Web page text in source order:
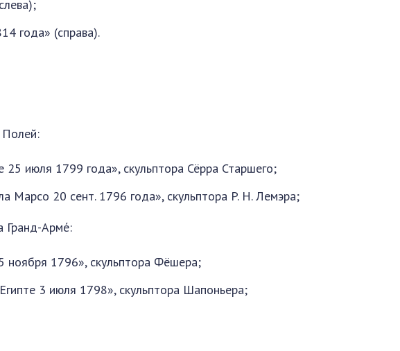
годa» (справа).
Полей:
25 июля 1799 годa», скульптора Сёрра Старшего;
Мaрсо 20 сент. 1796 года», скульпторa P. H. Лемэра;
Гранд-Арме́:
ноября 1796», скульптора Фёшера;
3 июля 1798», скульптора Шапоньера;